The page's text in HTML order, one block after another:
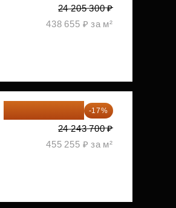
24 205 300 ₽
438 655 ₽ за м²
-17%
24 243 700 ₽
455 255 ₽ за м²